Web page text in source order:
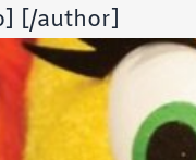
[/author]